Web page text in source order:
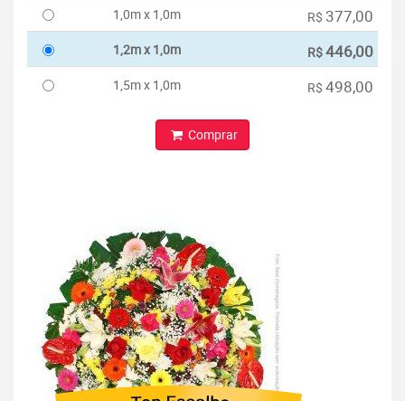
1,0m x 1,0m
R$ 377,00
1,2m x 1,0m R$446,00
1,5m x 1,0m R$ 498,00
Comprar